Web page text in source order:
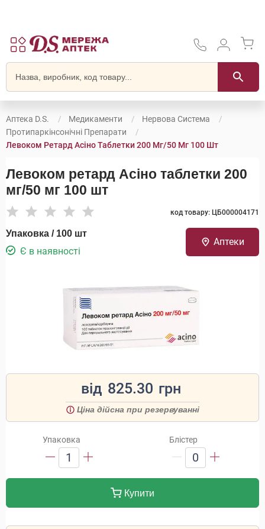
Аптека D.S. Медикаменти
Нервова Система
Протипаркінсонічні Препарати
Левоком Ретард Асіно Таблетки 200 Мг/50 Мг 100 Шт
Левоком ретард Асіно таблетки 200
мг/50 мг 100 шт
код товару: ЦБ000004171
Упаковка / 100 шт
Є в наявності
Аптеки
від 825.30 грн
Ціна дійсна при резервуванні
Упаковка
1
Блістер
0
Купити